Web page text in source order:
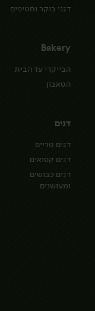
דגני בוקר וחטיפים
Bakery
הבייקרי עד הבית
הטאבון
דגים
דגים טריים
דגים קפואים
דגים כבושים
ומעושנים